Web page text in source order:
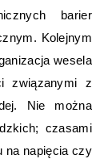
barier
Kolejnym
wesela
związanymi z
Nie można
czasami
na napięcia czy